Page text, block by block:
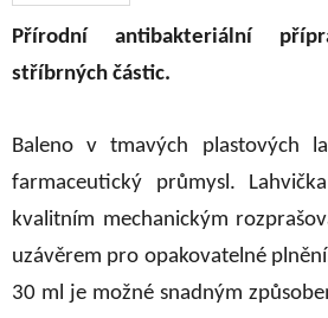
Přírodní antibakteriální
stříbrných částic.
Baleno v tmavých plastových
farmaceutický průmysl.
kvalitním mechanickým
uzávěrem pro opakovatelné
30 ml je možné snadným